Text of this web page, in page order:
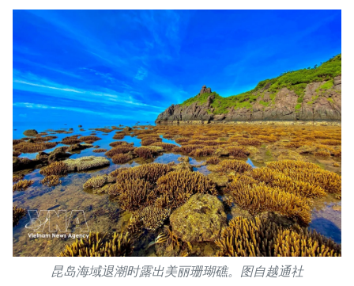
昆岛海域退潮时露出美丽珊瑚礁。图自越通社